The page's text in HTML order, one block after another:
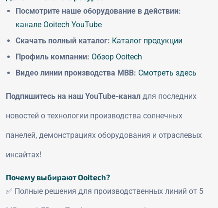
Посмотрите наше оборудование в действии:
канале Ooitech YouTube
Скачать полный каталог: Каталог продукции
Профиль компании: Обзор Ooitech
Видео линии производства MBB: Смотреть здесь
Подпишитесь на наш YouTube-канал для последних
новостей о технологии производства солнечных
панелей, демонстрациях оборудования и отраслевых
инсайтах!
Почему выбирают Ooitech?
✅ Полные решения для производственных линий от 5